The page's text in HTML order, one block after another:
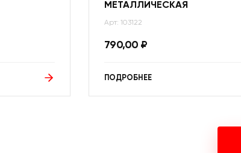
МЕТАЛЛИЧЕСКАЯ
Арт: 103122
790,00 ₽
ПОДРОБНЕЕ